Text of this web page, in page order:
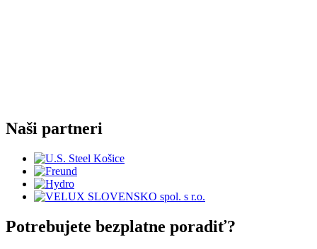
Naši partneri
Potrebujete bezplatne poradiť?